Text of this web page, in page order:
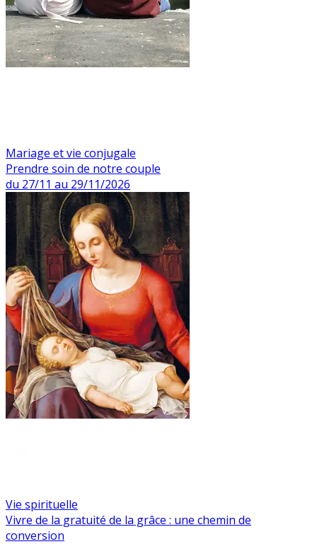
Mariage et vie conjugale
Prendre soin de notre couple
du 27/11 au 29/11/2026
Vie spirituelle
Vivre de la gratuité de la grâce : une chemin de
conversion